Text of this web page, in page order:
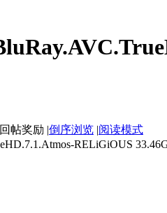
|倒序浏览 |阅读模式
RELiGiOUS